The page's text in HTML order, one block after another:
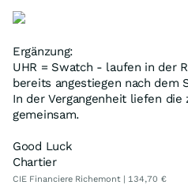
Ergänzung:
UHR = Swatch - laufen in der
bereits angestiegen nach dem
In der Vergangenheit liefen
gemeinsam.
Good Luck
Chartier
CIE Financiere Richemont | 134,70 €